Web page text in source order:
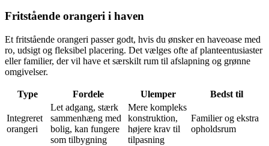
Fritstående orangeri i haven
Et fritstående orangeri passer godt, hvis du ønsker en haveoase med
ro, udsigt og fleksibel placering. Det vælges ofte af planteentusiaster
eller familier, der vil have et særskilt rum til afslapning og grønne
omgivelser.
Type Fordele Ulemper Bedst til
Integreret
orangeri
Let adgang, stærk
sammenhæng med
bolig, kan fungere
som tilbygning
Mere kompleks
konstruktion,
højere krav til
tilpasning
Familier og ekstra
opholdsrum